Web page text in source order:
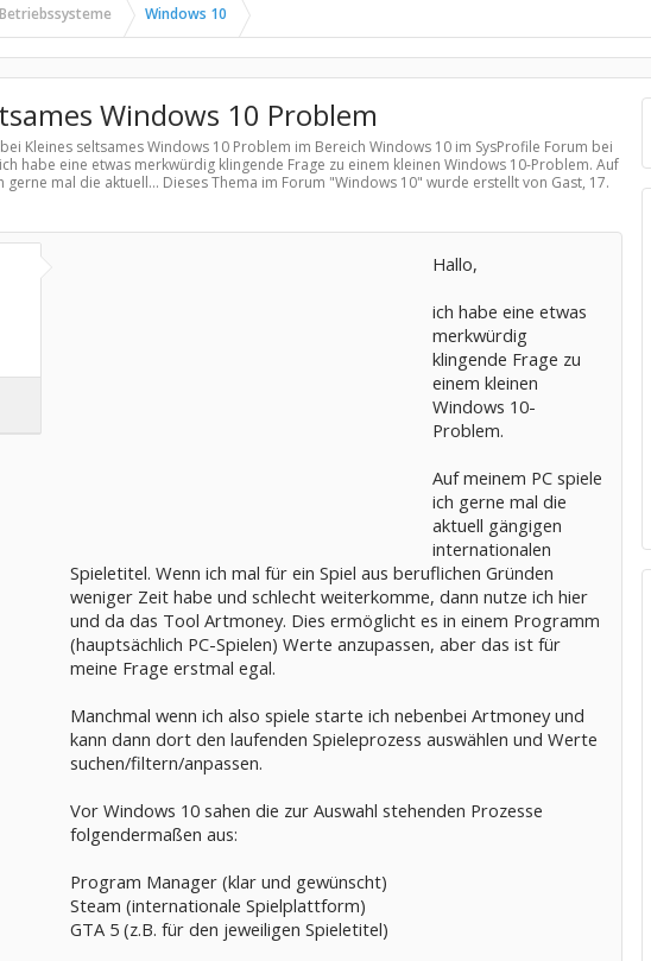
Betriebssysteme Windows 10
Windows 10 Problem
Kleines seltsames Windows 10 Problem im Bereich Windows 10im SysProfile Forum bei
habe eine etwas merkwürdig klingende Frage zu einem kleinen Windows 10-Problem. Auf
gerne mal die aktuell... Dieses Thema im Forum "Windows 10" wurde erstellt von Gast, 17.
Hallo,
ich habe eine etwas
merkwürdig
klingende Frage zu
einem kleinen
Windows 10-
Problem.
Auf meinem PC spiele
ich gerne mal die
aktuell gängigen
internationalen
Spieletitel. Wenn ich mal für ein Spiel aus beruflichen Gründen
weniger Zeit habe und schlecht weiterkomme, dann nutze ich hier
und da das Tool Artmoney. Dies ermöglicht es in einem Programm
(hauptsächlich PC-Spielen) Werte anzupassen, aber das ist für
meine Frage erstmal egal.
Manchmal wenn ich also spiele starte ich nebenbei Artmoney und
kann dann dort den laufenden Spieleprozess auswählen und Werte
suchen/filtern/anpassen.
Vor Windows 10 sahen die zur Auswahl stehenden Prozesse
folgendermaßen aus:
Program Manager (klar und gewünscht)
Steam (internationale Spielplattform)
GTA 5 (z.B. für den jeweiligen Spieletitel)